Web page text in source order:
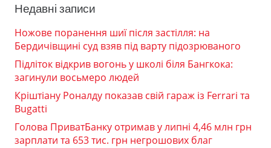
Недавні записи
Ножове поранення шиї після застілля: на
Бердичівщині суд взяв під варту підозрюваного
Підліток відкрив вогонь у школі біля Бангкока:
загинули восьмеро людей
Кріштіану Роналду показав свій гараж із Ferrari та
Bugatti
Голова ПриватБанку отримав у липні 4,46 млн грн
зарплати та 653 тис. грн негрошових благ